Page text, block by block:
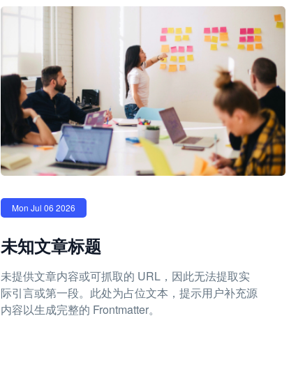
Mon Jul 06 2026
未知文章标题
未提供文章内容或可抓取的 URL，因此无法提取实
际引言或第一段。此处为占位文本，提示用户补充源
内容以生成完整的 Frontmatter。